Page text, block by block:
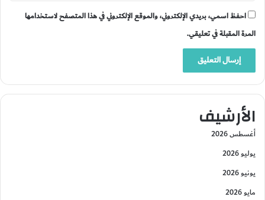
احفظ اسمي، بريدي الإلكتروني، والموقع الإلكتروني في هذا المتصفح لاستخدامها
المرة المقبلة في تعليقي.
الأرشيف
أغسطس 2026
يوليو 2026
يونيو 2026
مايو 2026